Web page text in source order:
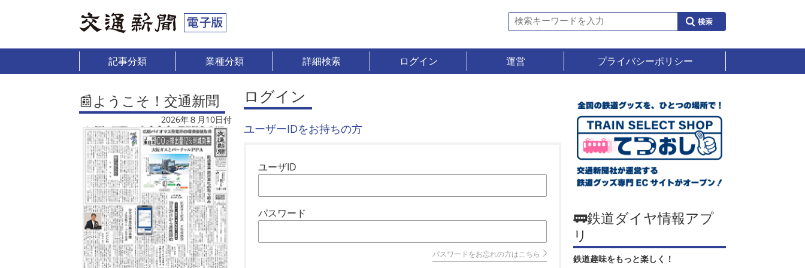
記事分類 業種分類 詳細検索 ログイン 運営 プライバシーポリシー
📰ようこそ！交通新聞
2026年８月10日付
ログイン
ユーザーIDをお持ちの方
ユーザID
パスワード
パスワードをお忘れの方はこちら
🚃鉄道ダイヤ情報アプ
リ
鉄道趣味をもっと楽しく！